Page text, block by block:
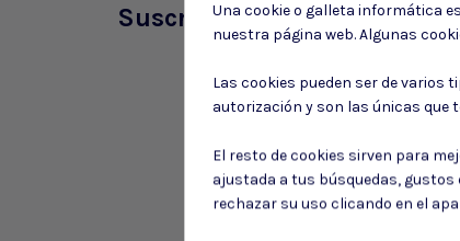
Suscríbete a nuestro boletín
Una cookie o galleta informática
nuestra página web. Algunas
Las cookies pueden ser de varios
autorización y son las únicas que
El resto de cookies sirven para
ajustada a tus búsquedas,
rechazar su uso clicando en el